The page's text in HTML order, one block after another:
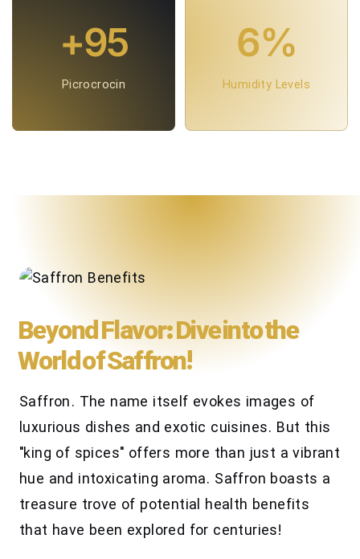
95
Picrocrocin
6
Humidity Levels
Beyond Flavor: Dive into the
World of Saffron!
Saffron. The name itself evokes images of
luxurious dishes and exotic cuisines. But this
"king of spices" offers more than just a vibrant
hue and intoxicating aroma. Saffron boasts a
treasure trove of potential health benefits
that have been explored for centuries!